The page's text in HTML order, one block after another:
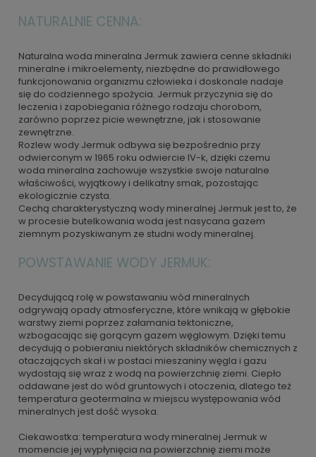
NATURALNIE CENNA:
Naturalna woda mineralna Jermuk zawiera cenne składniki
mineralne i mikroelementy, niezbędne do prawidłowego
funkcjonowania organizmu człowieka i doskonale nadaje
się do codziennego spożycia. Jermuk przyczynia się do
leczenia i zapobiegania różnego rodzaju chorobom,
zarówno poprzez picie wewnętrzne, jak i stosowanie
zewnętrzne.
Rozlew wody Jermuk odbywa się bezpośrednio przy
odwierconym w 1965 roku odwiercie IV-k, dzięki czemu
woda mineralna zachowuje wszystkie swoje naturalne
właściwości, wyjątkowy i delikatny smak, pozostając
ekologicznie czysta.
Cechą charakterystyczną wody mineralnej Jermuk jest to, że
w procesie butelkowania woda jest nasycana gazem
ziemnym pozyskiwanym ze studni wody mineralnej.
POWSTAWANIE WODY JERMUK:
Decydującą rolę w powstawaniu wód mineralnych
odgrywają opady atmosferyczne, które wnikają w głębokie
warstwy ziemi poprzez załamania tektoniczne,
wzbogacając się gorącym gazem węglowym. Dzięki temu
decydują o pobieraniu niektórych składników chemicznych z
otaczających skał i w postaci mieszaniny węgla i gazu
wydostają się wraz z wodą na powierzchnię ziemi. Ciepło
oddawane jest do wód gruntowych i otoczenia, dlatego też
temperatura geotermalna w miejscu występowania wód
mineralnych jest dość wysoka.
Ciekawostka: temperatura wody mineralnej Jermuk w
momencie jej wypłynięcia na powierzchnię ziemi może